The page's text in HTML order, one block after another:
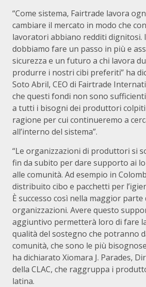
“Come sistema, Fairtrade lavora
cambiare il mercato in modo che
lavoratori abbiano redditi dignitosi.
dobbiamo fare un passo in più e
sicurezza e un futuro a chi lavora
produrre i nostri cibi preferiti” ha
Soto Abril, CEO di Fairtrade
che questi fondi non sono
a tutti i bisogni dei produttori colpiti
ragione per cui continueremo a
all’interno del sistema”.
“Le organizzazioni di produttori si
fin da subito per dare supporto ai
alle comunità. Ad esempio in
distribuito cibo e pacchetti per
È successo così nella maggior parte
organizzazioni. Avere questo
aggiuntivo permetterà loro di fare
qualità del sostegno che potranno
comunità, che sono le più
ha dichiarato Xiomara J. Parades,
della CLAC, che raggruppa i
latina.